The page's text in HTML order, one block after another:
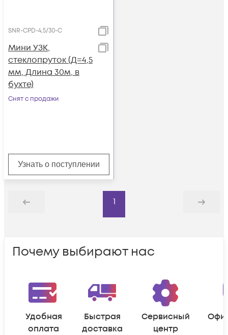
SNR-CPD-4,5/30-C
Мини УЗК,
стеклопруток (Д=4,5
мм, Длина 30м, в
бухте)
Снят с продажи
Узнать о поступлении
Назад
1
Дальше
Почему выбирают нас
Удобная
оплата
Быстрая
доставка
Сервисный
центр